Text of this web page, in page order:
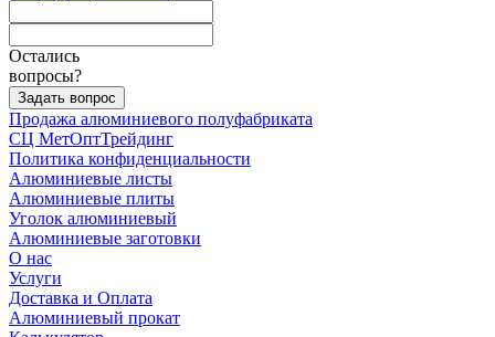
Остались
вопросы?
Задать вопрос
Продажа алюминиевого полуфабриката
СЦ МетОптТрейдинг
Политика конфиденциальности
Алюминиевые листы
Алюминиевые плиты
Уголок алюминиевый
Алюминиевые заготовки
О нас
Услуги
Доставка и Оплата
Алюминиевый прокат